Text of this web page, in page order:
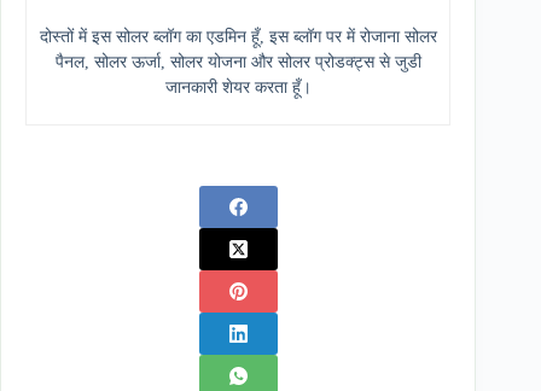
दोस्तों में इस सोलर ब्लॉग का एडमिन हूँ, इस ब्लॉग पर में रोजाना सोलर
पैनल, सोलर ऊर्जा, सोलर योजना और सोलर प्रोडक्ट्स से जुडी
जानकारी शेयर करता हूँ।